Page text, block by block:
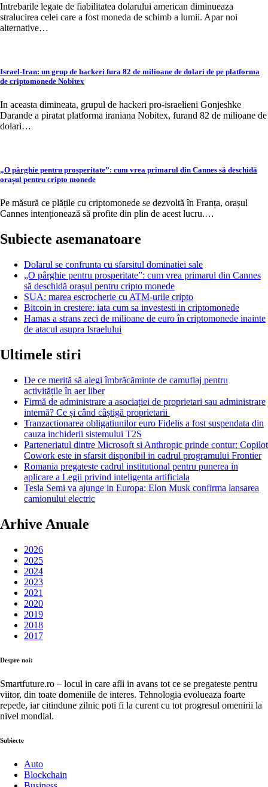
Intrebarile legate de fiabilitatea dolarului american diminueaza
stralucirea celei care a fost moneda de schimb a lumii. Apar noi
alternative…
Israel-Iran: un grup de hackeri fura 82 de milioane de dolari de pe platforma
de criptomonede Nobitex
In aceasta dimineata, grupul de hackeri pro-israelieni Gonjeshke
Darande a piratat platforma iraniana Nobitex, furand 82 de milioane de
dolari…
„O pârghie pentru prosperitate”: cum vrea primarul din Cannes să deschidă
orașul pentru cripto monede
Pe măsură ce plățile cu criptomonede se dezvoltă în Franța, orașul
Cannes intenționează să profite din plin de acest lucru.…
Subiecte asemanatoare
Dolarul se confrunta cu sfarsitul dominatiei sale
„O pârghie pentru prosperitate”: cum vrea primarul din Cannes
să deschidă orașul pentru cripto monede
SUA: marea escrocherie cu ATM-urile cripto
Bitcoin in crestere: iata cum sa investesti in criptomonede
Hamas a strans zeci de milioane de euro în criptomonede inainte
de atacul asupra Israelului
Ultimele stiri
De ce merită să alegi îmbrăcăminte de camuflaj pentru
activitățile în aer liber
Firmă de administrare a asociației de proprietari sau administrare
internă? Ce și când câștigă proprietarii
Tranzactionarea obligatiunilor euro Fidelis a fost suspendata din
cauza inchiderii sistemului T2S
Parteneriatul dintre Microsoft si Anthropic prinde contur: Copilot
Cowork este in sfarsit disponibil in cadrul programului Frontier
Romania pregateste cadrul institutional pentru punerea in
aplicare a Legii privind inteligenta artificiala
Tesla Semi va ajunge in Europa: Elon Musk confirma lansarea
camionului electric
Arhive Anuale
2026
2025
2024
2023
2021
2020
2019
2018
2017
Despre noi:
Smartfuture.ro – locul in care afli in avans tot ce se pregateste pentru
viitor, din toate domeniile de interes. Tehnologia evolueaza foarte
repede, iar citindune zilnic poti fi la curent cu tot progresul omenirii la
nivel mondial.
Subiecte
Auto
Blockchain